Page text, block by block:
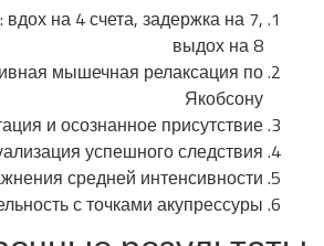
на 4 счета, задержка на 7,
выдох на 8
мышечная релаксация по
Якобсону
и осознанное присутствие
успешного следствия
средней интенсивности
с точками акупрессуры